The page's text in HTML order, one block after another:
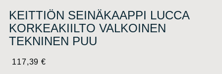
KEITTIÖN SEINÄKAAPPI LUCCA
KORKEAKIILTO VALKOINEN
TEKNINEN PUU
117,39€